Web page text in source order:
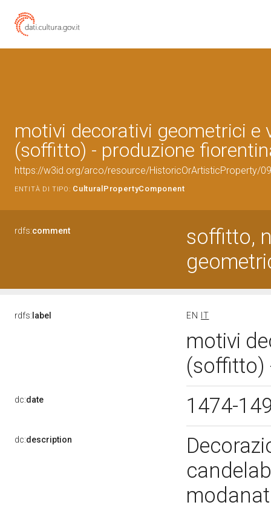
motivi decorativi geometrici e
(soffitto) - produzione
https://w3id.org/arco/resource/HistoricOrArtisticProperty/
ENTITÀ DI TIPO: CulturalPropertyComponent
rdfs:comment
soffitto,
rdfs: label EN IT
motivi
(soffitto)
dc:date 1474-
dc:description